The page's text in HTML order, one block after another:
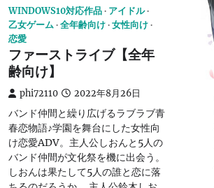
WINDOWS10対応作品
アイドル
乙女ゲーム
全年齢向け 女性向け
恋愛
ファーストライブ【全年
齢向け】
phi72110 2022年8月26日
バンド仲間と繰り広げるラブラブ青
春恋物語♪学園を舞台にした女性向
け恋愛ADV。主人公しおんと5人の
バンド仲間が文化祭を機に出会う。
しおんは果たして5人の誰と恋に落